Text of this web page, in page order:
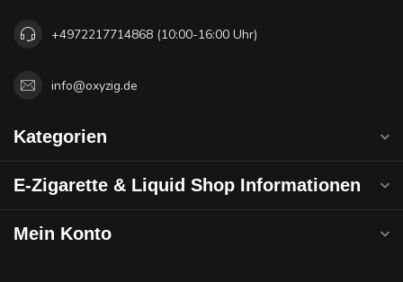
+4972217714868 (10:00-16:00 Uhr)
info@oxyzig.de
Kategorien
E-Zigarette & Liquid Shop Informationen
Mein Konto